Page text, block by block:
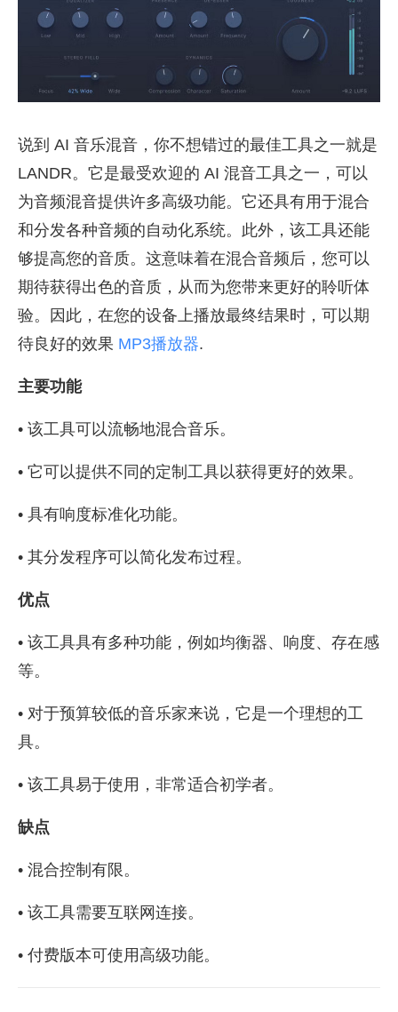
说到 AI 音乐混音，你不想错过的最佳工具之一就是
LANDR。它是最受欢迎的 AI 混音工具之一，可以
为音频混音提供许多高级功能。它还具有用于混合
和分发各种音频的自动化系统。此外，该工具还能
够提高您的音质。这意味着在混合音频后，您可以
期待获得出色的音质，从而为您带来更好的聆听体
验。因此，在您的设备上播放最终结果时，可以期
待良好的效果 MP3播放器.
主要功能
• 该工具可以流畅地混合音乐。
• 它可以提供不同的定制工具以获得更好的效果。
• 具有响度标准化功能。
• 其分发程序可以简化发布过程。
优点
• 该工具具有多种功能，例如均衡器、响度、存在感
等。
• 对于预算较低的音乐家来说，它是一个理想的工
具。
• 该工具易于使用，非常适合初学者。
缺点
• 混合控制有限。
• 该工具需要互联网连接。
• 付费版本可使用高级功能。